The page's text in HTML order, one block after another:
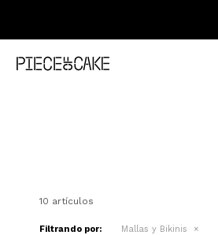
10 artículos
Filtrando por: Mallas y Bikinis